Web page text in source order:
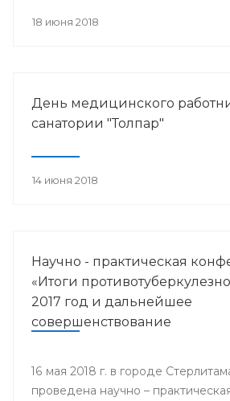
мероприятие, посвященное Дню
18 июня 2018
День медицинского
санатории "Толпар"
14 июня 2018
Научно - практическая
«Итоги
2017 год и дальнейшее
совершенствование
16 мая 2018 г. в городе
проведена научно –